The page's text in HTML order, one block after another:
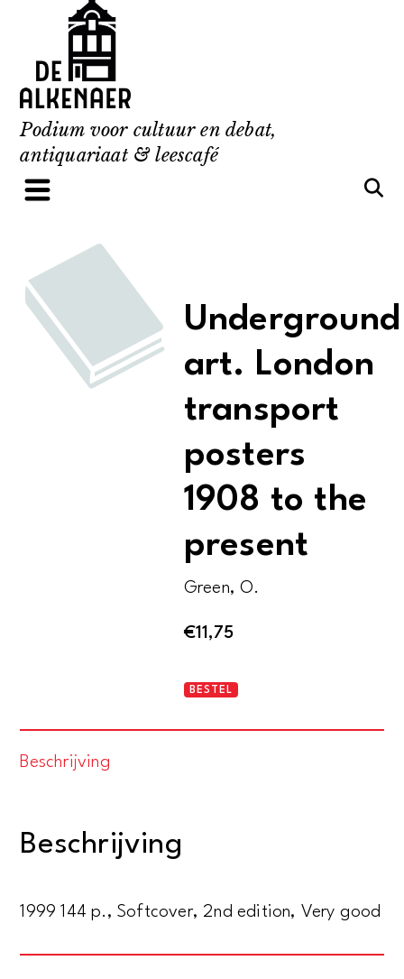
content
Podium voor cultuur en debat,
antiquariaat & leescafé
Underground
art. London
transport
posters
1908 to the
present
Green, O.
€11,75
Underground
aantal
BESTEL
Beschrijving
Beschrijving
1999 144 p., Softcover, 2nd edition, Very good